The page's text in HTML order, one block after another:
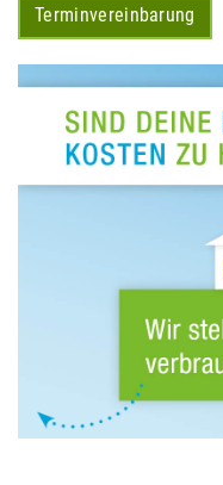
Terminvereinbarung